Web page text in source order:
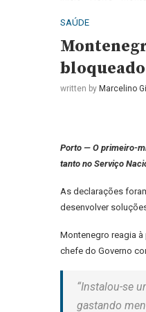
SAÚDE
bloqueado
written by Marcelino
Porto — O primeiro-
tanto no Serviço
As declarações
desenvolver
Montenegro reagia
chefe do Governo
“Instalou-se
gastando